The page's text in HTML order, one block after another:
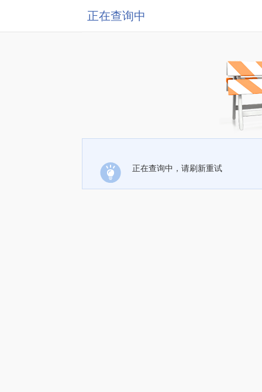
正在查询中
正在查询中，请刷新重试